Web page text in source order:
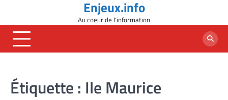
content
Enjeux.info
Au coeur de l'information
Étiquette : Ile Maurice